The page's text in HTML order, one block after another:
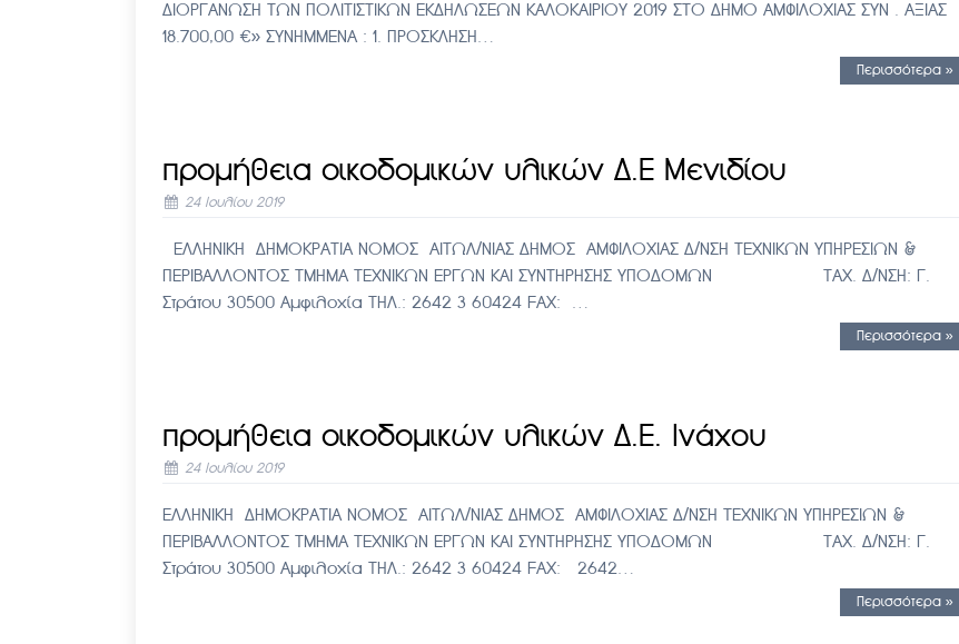
ΔΙΟΡΓΑΝΩΣΗ ΤΩΝ ΠΟΛΙΤΙΣΤΙΚΩΝ ΕΚΔΗΛΩΣΕΩΝ ΚΑΛΟΚΑΙΡΙΟΥ 2019 ΣΤΟ ΔΗΜΟ ΑΜΦΙΛΟΧΙΑΣ ΣΥΝ . ΑΞΙΑΣ
18.700,00 €» ΣΥΝΗΜΜΕΝΑ : 1. ΠΡΟΣΚΛΗΣΗ…
Περισσότερα »
προμήθεια οικοδομικών υλικών Δ.Ε Μενιδίου
24 Ιουλίου 2019
ΕΛΛΗΝΙΚΗ ΔΗΜΟΚΡΑΤΙΑ ΝΟΜΟΣ ΑΙΤΩΛ/ΝΙΑΣ ΔΗΜΟΣ ΑΜΦΙΛΟΧΙΑΣ Δ/ΝΣΗ ΤΕΧΝΙΚΩΝ ΥΠΗΡΕΣΙΩΝ &
ΠΕΡΙΒΑΛΛΟΝΤΟΣ ΤΜΗΜΑ ΤΕΧΝΙΚΩΝ ΕΡΓΩΝ ΚΑΙ ΣΥΝΤΗΡΗΣΗΣ ΥΠΟΔΟΜΩΝ ΤΑΧ. Δ/ΝΣΗ: Γ.
Στράτου 30500 Αμφιλοχία ΤΗΛ.: 2642 3 60424 FAX: …
Περισσότερα »
προμήθεια οικοδομικών υλικών Δ.Ε. Ινάχου
24 Ιουλίου 2019
ΕΛΛΗΝΙΚΗ ΔΗΜΟΚΡΑΤΙΑ ΝΟΜΟΣ ΑΙΤΩΛ/ΝΙΑΣ ΔΗΜΟΣ ΑΜΦΙΛΟΧΙΑΣ Δ/ΝΣΗ ΤΕΧΝΙΚΩΝ ΥΠΗΡΕΣΙΩΝ &
ΠΕΡΙΒΑΛΛΟΝΤΟΣ ΤΜΗΜΑ ΤΕΧΝΙΚΩΝ ΕΡΓΩΝ ΚΑΙ ΣΥΝΤΗΡΗΣΗΣ ΥΠΟΔΟΜΩΝ ΤΑΧ. Δ/ΝΣΗ: Γ.
Στράτου 30500 Αμφιλοχία ΤΗΛ.: 2642 3 60424 FAX: 2642…
Περισσότερα »